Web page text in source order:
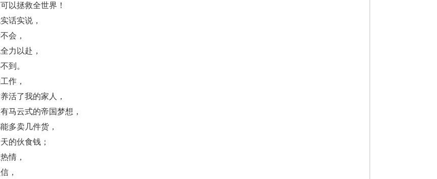
以拯救全世界！
话实说，
会，
力以赴，
到。
作，
活了我的家人，
马云式的帝国梦想，
多卖几件货，
的伙食钱；
情，
，